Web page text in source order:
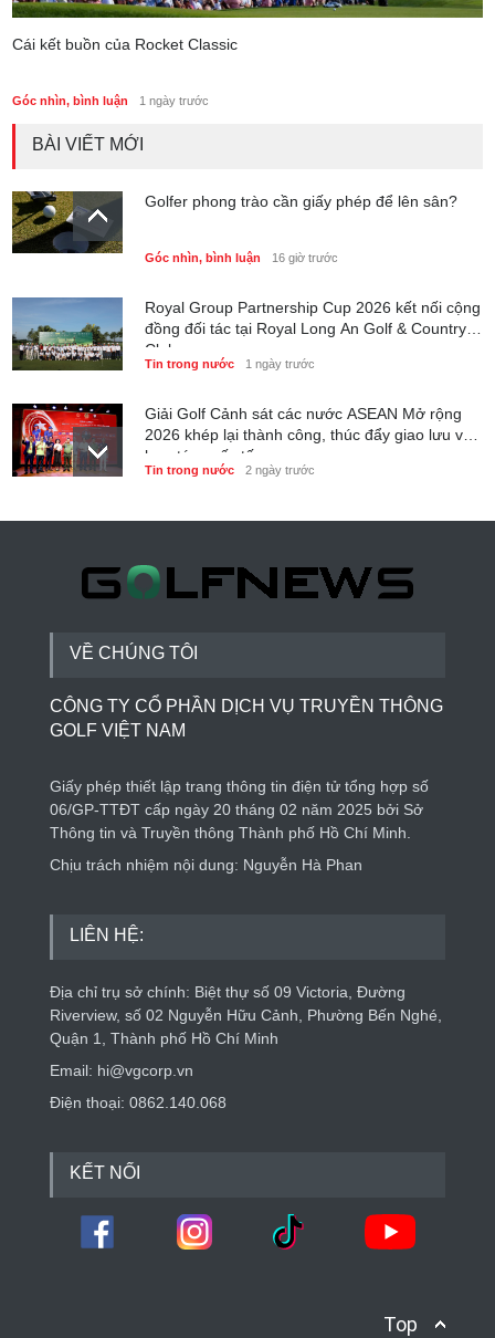
Cái kết buồn của Rocket Classic
Góc nhìn, bình luận 1 ngày trước
BÀI VIẾT MỚI
Golfer phong trào cần giấy phép để lên sân?
Góc nhìn, bình luận 16 giờ trước
Royal Group Partnership Cup 2026 kết nối cộng
đồng đối tác tại Royal Long An Golf & Country
Club
Tin trong nước 1 ngày trước
Giải Golf Cảnh sát các nước ASEAN Mở rộng
2026 khép lại thành công, thúc đẩy giao lưu và
hợp tác quốc tế
Tin trong nước 2 ngày trước
6 tháng đầu năm 2026 - Nam A Bank củng cố
Phong cách sống 3 ngày trước
VỀ CHÚNG TÔI
CÔNG TY CỔ PHẦN DỊCH VỤ TRUYỀN THÔNG
GOLF VIỆT NAM
Giấy phép thiết lập trang thông tin điện tử tổng hợp số
06/GP-TTĐT cấp ngày 20 tháng 02 năm 2025 bởi Sở
Thông tin và Truyền thông Thành phố Hồ Chí Minh.
Chịu trách nhiệm nội dung: Nguyễn Hà Phan
LIÊN HỆ:
Địa chỉ trụ sở chính: Biệt thự số 09 Victoria, Đường
Riverview, số 02 Nguyễn Hữu Cảnh, Phường Bến Nghé,
Quận 1, Thành phố Hồ Chí Minh
Email: hi@vgcorp.vn
Điện thoại: 0862.140.068
KẾT NỐI
Top